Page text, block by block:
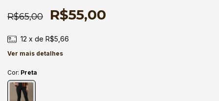
R$65,00 R$55,00
12 x de R$5,66
Ver mais detalhes
Cor: Preta